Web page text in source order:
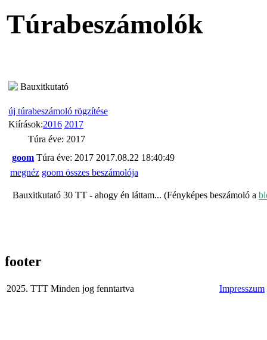
Túrabeszámolók
Bauxitkutató
új túrabeszámoló rögzítése
Kiírások:2016 2017
Túra éve: 2017
goom Túra éve: 2017 2017.08.22 18:40:49
megnéz goom összes beszámolója
Bauxitkutató 30 TT - ahogy én láttam... (Fényképes beszámoló a
footer
2025. TTT Minden jog fenntartva Impresszum